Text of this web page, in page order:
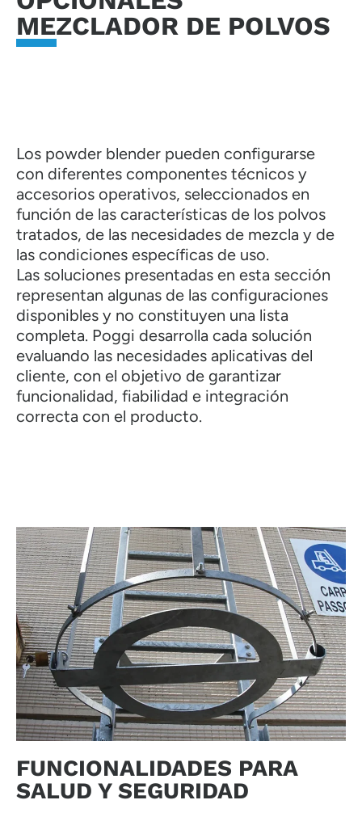
MEZCLADOR DE POLVOS
Los powder blender pueden configurarse
con diferentes componentes técnicos y
accesorios operativos, seleccionados en
función de las características de los polvos
tratados, de las necesidades de mezcla y de
las condiciones específicas de uso.
Las soluciones presentadas en esta sección
representan algunas de las configuraciones
disponibles y no constituyen una lista
completa. Poggi desarrolla cada solución
evaluando las necesidades aplicativas del
cliente, con el objetivo de garantizar
funcionalidad, fiabilidad e integración
correcta con el producto.
FUNCIONALIDADES PARA
SALUD Y SEGURIDAD